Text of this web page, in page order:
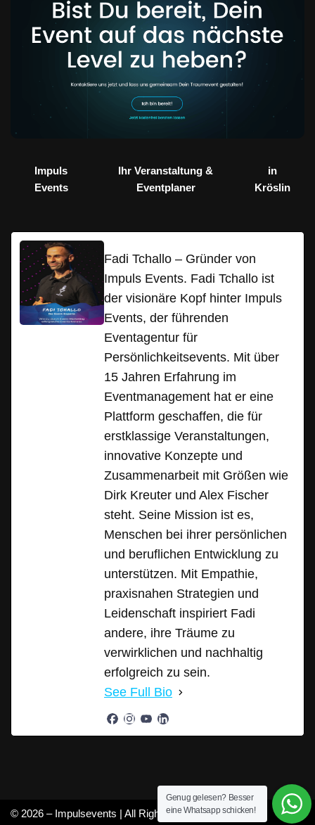
Impuls
Events
Ihr Veranstaltung &
Eventplaner
in
Kröslin
Fadi Tchallo – Gründer von
Impuls Events. Fadi Tchallo ist
der visionäre Kopf hinter Impuls
Events, der führenden
Eventagentur für
Persönlichkeitsevents. Mit über
15 Jahren Erfahrung im
Eventmanagement hat er eine
Plattform geschaffen, die für
erstklassige Veranstaltungen,
innovative Konzepte und
Zusammenarbeit mit Größen wie
Dirk Kreuter und Alex Fischer
steht. Seine Mission ist es,
Menschen bei ihrer persönlichen
und beruflichen Entwicklung zu
unterstützen. Mit Empathie,
praxisnahen Strategien und
Leidenschaft inspiriert Fadi
andere, ihre Träume zu
verwirklichen und nachhaltig
erfolgreich zu sein.
See Full Bio
© 2026 – Impulsevents | All Rights Reserved |
Genug gelesen? Besser
eine Whatsapp schicken!